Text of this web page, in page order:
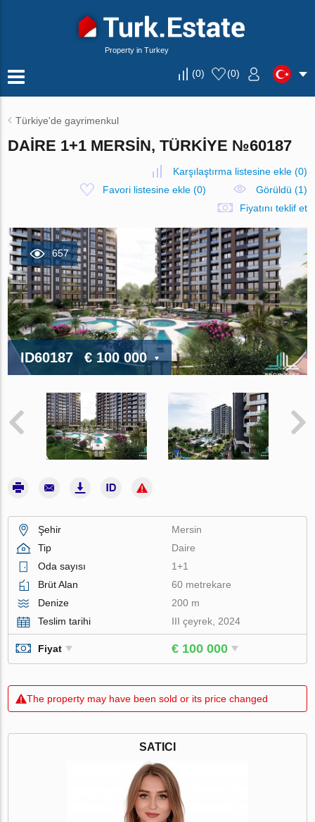
Property in Turkey
(0) (0)
Türkiye'de gayrimenkul
DAIRE 1+1 MERSIN, TÜRKIYE №60187
Karşılaştırma listesine ekle(0)
Favori listesine ekle(0)
Görüldü (1)
Fiyatını teklif et
657
ID60187 € 100 000
Şehir
Mersin
Tip
Daire
Oda sayısı
1+1
Brüt Alan
60 metrekare
Denize
200 m
Teslim tarihi
III çeyrek, 2024
Fiyat € 100 000
The property may have been sold or its price changed
SATICI